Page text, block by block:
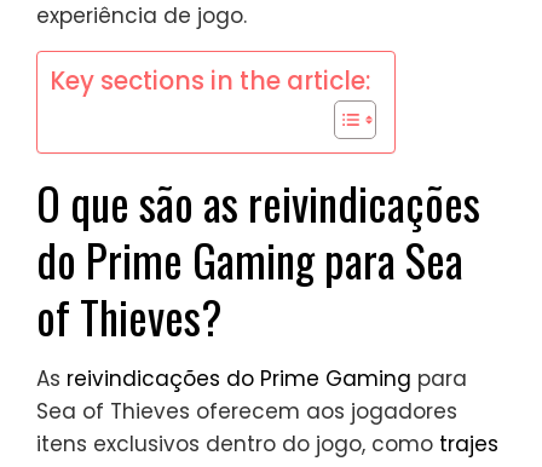
experiência de jogo.
Key sections in the article:
O que são as reivindicações
do Prime Gaming para Sea
of Thieves?
As reivindicações do Prime Gaming para
Sea of Thieves oferecem aos jogadores
itens exclusivos dentro do jogo, como trajes